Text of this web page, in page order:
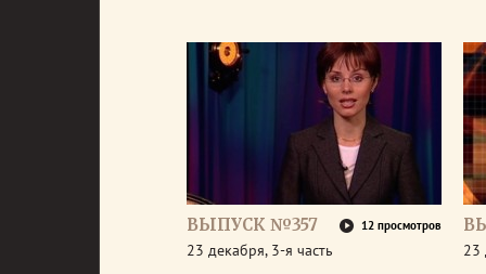
ВЫПУСК №357 12 просмотров
23 декабря, 3-я часть 23